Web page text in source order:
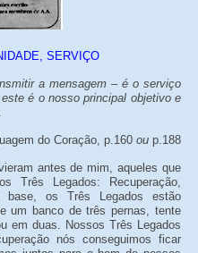
SERVIÇO
a mensagem – é o serviço
este é o nosso principal objetivo e
do Coração, p.160 oup.188
antes de mim, aqueles que
Três Legados: Recuperação,
base, os Três Legados estão
um banco de três pernas, tente
em duas. Nossos Três Legados
nós conseguimos ficar